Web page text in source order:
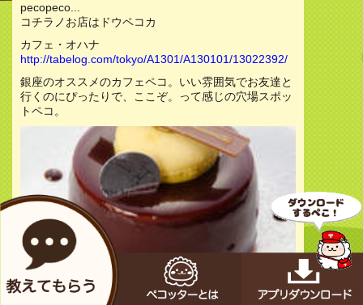
pecopeco...
コチラノお店はドウペコカ
カフェ・オハナ
http://tabelog.com/tokyo/A1301/A130101/13022392/
銀座のオススメのカフェペコ。いい雰囲気でお友達と
行くのにぴったりで、ここぞ。って感じの穴場スポッ
トペコ。